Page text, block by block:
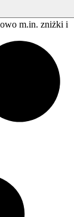
m.in. zniżki i